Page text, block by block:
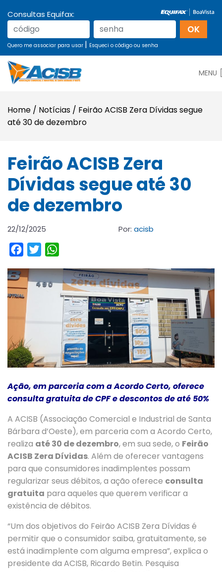
Consultas Equifax:
Quero me associar para usar | Esqueci o código ou senha
MENU
Home / Notícias / Feirão ACISB Zera Dívidas segue
até 30 de dezembro
Feirão ACISB Zera
Dívidas segue até 30
de dezembro
22/12/2025 Por: acisb
Facebook
Twitter
Ação, em parceria com a Acordo Certo, oferece
consulta gratuita de CPF e descontos de até 50%
A ACISB (Associação Comercial e Industrial de Santa
Bárbara d’Oeste), em parceria com a Acordo Certo,
realiza até 30 de dezembro, em sua sede, o Feirão
ACISB Zera Dívidas. Além de oferecer vantagens
para que consumidores inadimplentes possam
regularizar seus débitos, a ação oferece consulta
gratuita para aqueles que querem verificar a
existência de débitos.
“Um dos objetivos do Feirão ACISB Zera Dívidas é
permitir que o consumidor saiba, gratuitamente, se
está inadimplente com alguma empresa”, explica o
presidente da ACISB, Ricardo Betin. Pesquisa